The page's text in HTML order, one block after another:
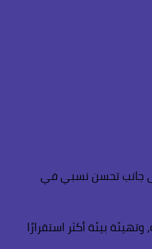
جانب تحسن نسبي في
بيئة أكثر استقرارًا